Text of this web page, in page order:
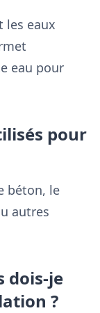
les eaux
eau pour
pour
béton, le
autres
dois-je
?